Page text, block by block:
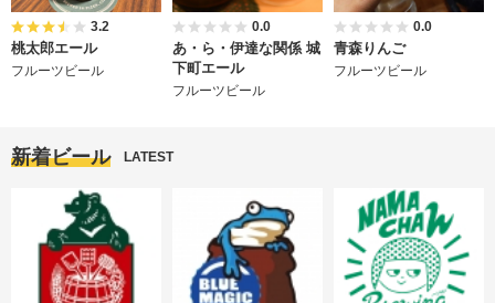
3.2
桃太郎エール
フルーツビール
0.0
あ・ら・伊達な関係 城
下町エール
フルーツビール
0.0
青森りんご
フルーツビール
新着ビール LATEST